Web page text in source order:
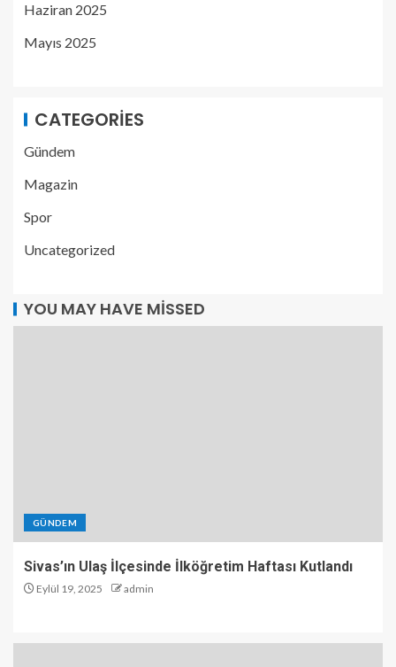
Haziran 2025
Mayıs 2025
CATEGORIES
Gündem
Magazin
Spor
Uncategorized
YOU MAY HAVE MISSED
GÜNDEM
Sivas’ın Ulaş İlçesinde İlköğretim Haftası Kutlandı
Eylül 19, 2025 admin